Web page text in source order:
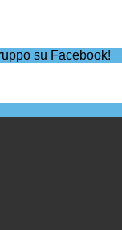
su Facebook!